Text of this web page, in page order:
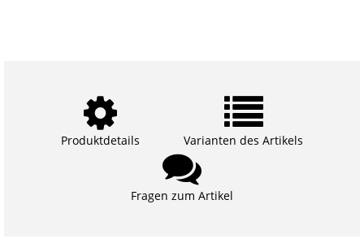
Produktdetails Varianten des Artikels
Fragen zum Artikel